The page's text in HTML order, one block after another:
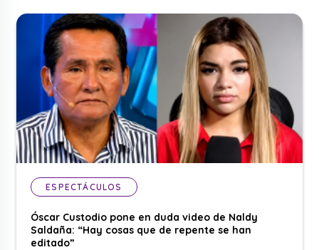
ESPECTÁCULOS
Óscar Custodio pone en duda video de Naldy
Saldaña: “Hay cosas que de repente se han
editado”